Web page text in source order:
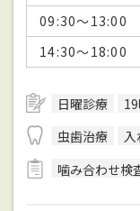
09:30～13:00
14:30～18:00
日曜診療
虫歯治療
噛み合わせ検